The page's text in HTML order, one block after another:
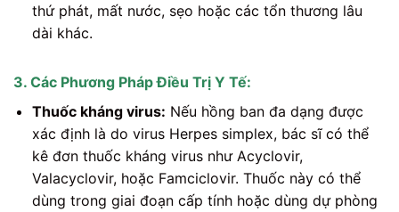
thứ phát, mất nước, sẹo hoặc các tổn thương lâu
dài khác.
3. Các Phương Pháp Điều Trị Y Tế:
Thuốc kháng virus: Nếu hồng ban đa dạng được
xác định là do virus Herpes simplex, bác sĩ có thể
kê đơn thuốc kháng virus như Acyclovir,
Valacyclovir, hoặc Famciclovir. Thuốc này có thể
dùng trong giai đoạn cấp tính hoặc dùng dự phòng